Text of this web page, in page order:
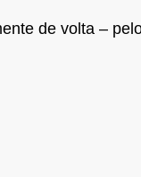
de volta –